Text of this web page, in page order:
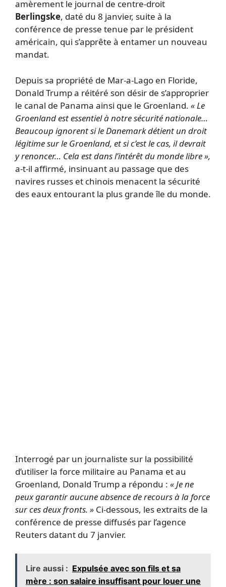
amèrement le journal de centre-droit
Berlingske, daté du 8 janvier, suite à la
conférence de presse tenue par le président
américain, qui s’apprête à entamer un nouveau
mandat.
Depuis sa propriété de Mar-a-Lago en Floride,
Donald Trump a réitéré son désir de s’approprier
le canal de Panama ainsi que le Groenland. « Le
Groenland est essentiel à notre sécurité nationale…
Beaucoup ignorent si le Danemark détient un droit
légitime sur le Groenland, et si c’est le cas, il devrait
y renoncer… Cela est dans l’intérêt du monde libre »,
a-t-il affirmé, insinuant au passage que des
navires russes et chinois menacent la sécurité
des eaux entourant la plus grande île du monde.
Interrogé par un journaliste sur la possibilité
d’utiliser la force militaire au Panama et au
Groenland, Donald Trump a répondu : « Je ne
peux garantir aucune absence de recours à la force
sur ces deux fronts. » Ci-dessous, les extraits de la
conférence de presse diffusés par l’agence
Reuters datant du 7 janvier.
Lire aussi : Expulsée avec son fils et sa
mère : son salaire insuffisant pour louer une